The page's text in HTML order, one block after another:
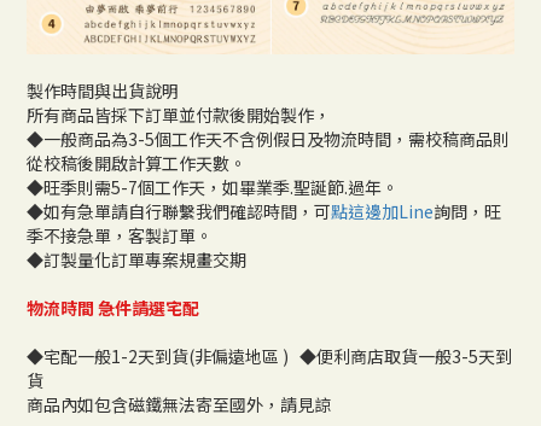
製作時間與出貨說明
所有商品皆採下訂單並付款後開始製作，
◆一般商品為3-5個工作天不含例假日及物流時間，需校稿商品則
從校稿後開啟計算工作天數。
◆旺季則需5-7個工作天，如畢業季.聖誕節.過年。
◆如有急單請自行聯繫我們確認時間，可點這邊加Line詢問，旺
季不接急單，客製訂單。
◆訂製量化訂單專案規畫交期
物流時間 急件請選宅配
◆宅配一般1-2天到貨(非偏遠地區 ) ◆便利商店取貨一般3-5天到
貨
商品內如包含磁鐵無法寄至國外，請見諒